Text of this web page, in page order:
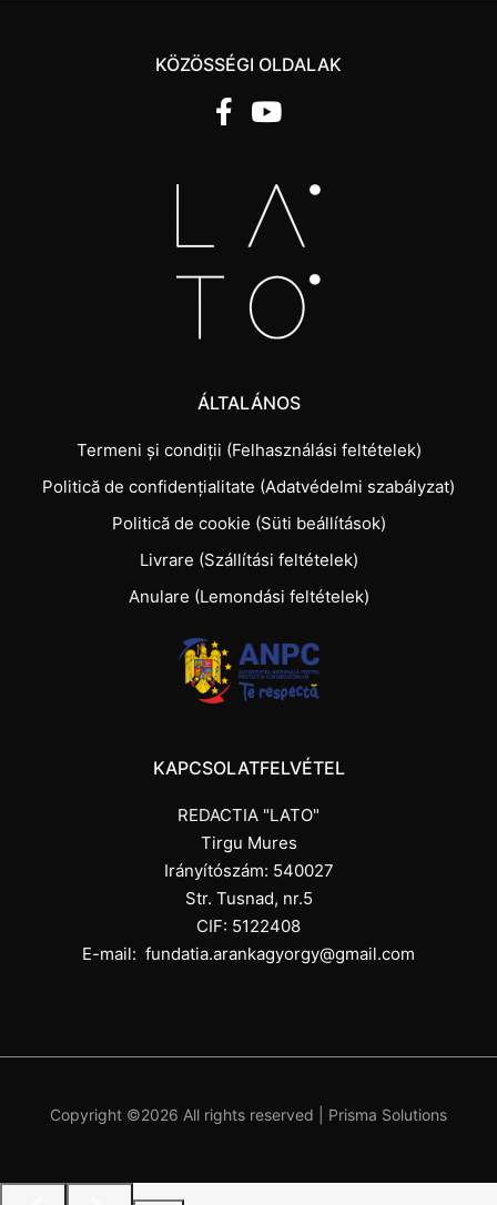
KÖZÖSSÉGI OLDALAK
ÁLTALÁNOS
Termeni și condiții (Felhasználási feltételek)
Politică de confidențialitate (Adatvédelmi szabályzat)
Politică de cookie (Süti beállítások)
Livrare (Szállítási feltételek)
Anulare (Lemondási feltételek)
KAPCSOLATFELVÉTEL
REDACTIA "LATO"
Tirgu Mures
Irányítószám: 540027
Str. Tusnad, nr.5
CIF: 5122408
E-mail: fundatia.arankagyorgy@gmail.com
Copyright ©2026 All rights reserved | Prisma Solutions